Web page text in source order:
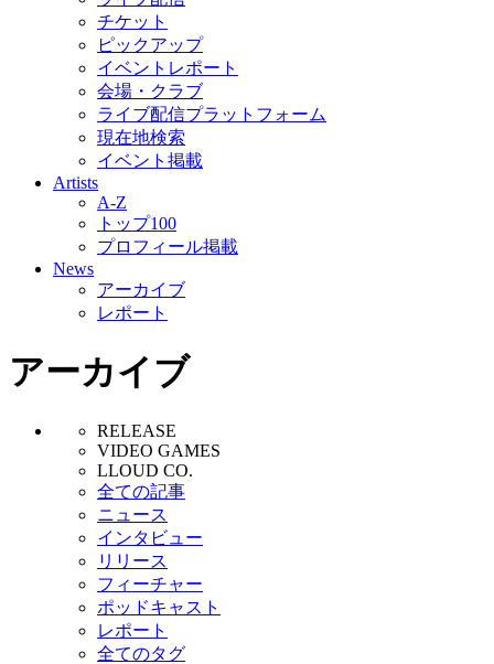
チケット
ピックアップ
イベントレポート
会場・クラブ
ライブ配信プラットフォーム
現在地検索
イベント掲載
Artists
A-Z
トップ100
プロフィール掲載
News
アーカイブ
レポート
アーカイブ
RELEASE
VIDEO GAMES
LLOUD CO.
全ての記事
ニュース
インタビュー
リリース
フィーチャー
ポッドキャスト
レポート
全てのタグ